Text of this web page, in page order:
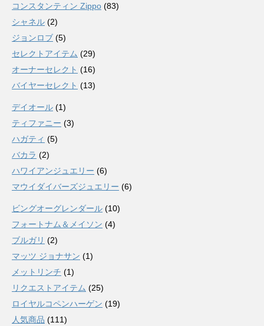
コンスタンティン Zippo (83)
シャネル (2)
ジョンロブ (5)
セレクトアイテム (29)
オーナーセレクト (16)
バイヤーセレクト (13)
デイオール (1)
ティファニー (3)
ハガティ (5)
バカラ (2)
ハワイアンジュエリー (6)
マウイダイバーズジュエリー (6)
ビングオーグレンダール (10)
フォートナム＆メイソン (4)
ブルガリ (2)
マッツ ジョナサン (1)
メットリンチ (1)
リクエストアイテム (25)
ロイヤルコペンハーゲン (19)
人気商品 (111)